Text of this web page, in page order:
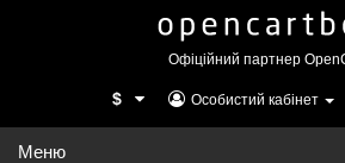
Офіційний партнер
$ Особистий кабінет
Меню